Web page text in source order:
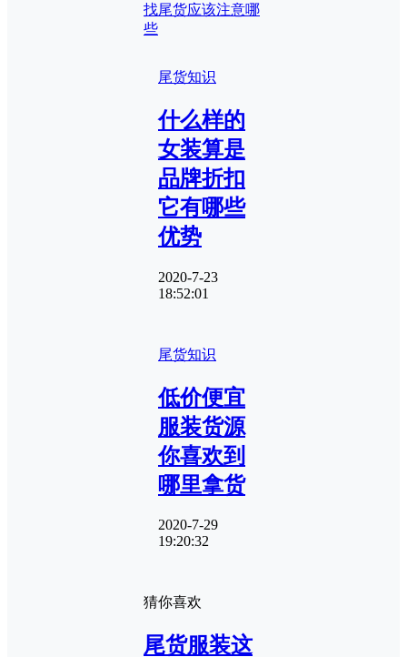
找尾货应该注意哪
些
尾货知识
什么样的
女装算是
品牌折扣
它有哪些
优势
2020-7-23
18:52:01
尾货知识
低价便宜
服装货源
你喜欢到
哪里拿货
2020-7-29
19:20:32
猜你喜欢
尾货服装这